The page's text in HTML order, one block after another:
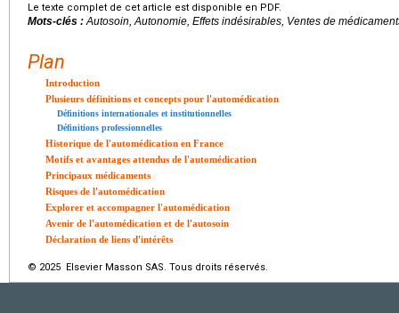
Le texte complet de cet article est disponible en PDF.
Mots-clés : Autosoin, Autonomie, Effets indésirables, Ventes de
Plan
Introduction
Plusieurs définitions et concepts pour l'automédication
Définitions internationales et institutionnelles
Définitions professionnelles
Historique de l'automédication en France
Motifs et avantages attendus de l'automédication
Principaux médicaments
Risques de l'automédication
Explorer et accompagner l'automédication
Avenir de l'automédication et de l'autosoin
Déclaration de liens d'intérêts
© 2025 Elsevier Masson SAS. Tous droits réservés.